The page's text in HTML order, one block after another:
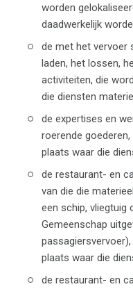
worden
daadwerkelijk
de met het vervoer
laden, het lossen,
activiteiten, die
die diensten
de expertises en
roerende
plaats waar die
de restaurant- en
van die die
een schip, vliegtuig
Gemeenschap
plaats waar die
de restaurant- en